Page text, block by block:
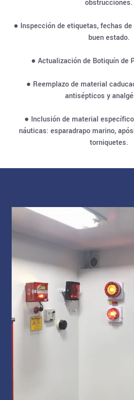
obstrucciones.
● Inspección de etiquetas, fechas
buen estado.
● Actualización de Botiquín de
● Reemplazo de material
antisépticos y
● Inclusión de material
náuticas: esparadrapo marino,
torniquetes.